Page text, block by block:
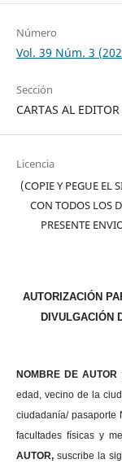
Número
Vol. 39 Núm. 3
Sección
CARTAS AL EDITOR
Licencia
(COPIE Y PEGUE EL
CON TODOS LOS
PRESENTE
AUTORIZACIÓN
DIVULGACIÓN
NOMBRE DE
edad, vecino de
ciudadanía/
facultades físicas y
AUTOR,suscribe la